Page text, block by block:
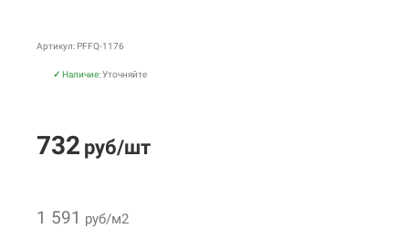
Артикул: PFFQ-1176
✓ Наличие:Уточняйте
732 руб/шт
1 591 руб/м2